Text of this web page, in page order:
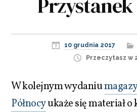
10 grudnia 2017
Przeczytasz w
W kolejnym wydaniu
Północyukaże się materiał